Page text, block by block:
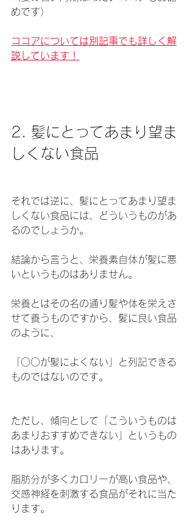
めです）
ココアについては別記事でも詳しく解
説しています！
2. 髪にとってあまり望ま
しくない食品
それでは逆に、髪にとってあまり望ま
しくない食品には、どういうものがあ
るのでしょうか。
結論から言うと、栄養素自体が髪に悪
いというものはありません。
栄養とはその名の通り髪や体を栄えさ
せて養うものですから、髪に良い食品
のように、
「○○が髪によくない」と列記できる
ものではないのです。
ただし、傾向として「こういうものは
あまりおすすめできない」というもの
はあります。
脂肪分が多くカロリーが高い食品や、
交感神経を刺激する食品がそれに当た
ります。